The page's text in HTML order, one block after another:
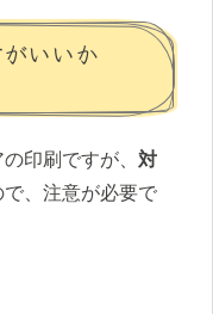
いいか
印刷ですが、 対
、注意が必要で